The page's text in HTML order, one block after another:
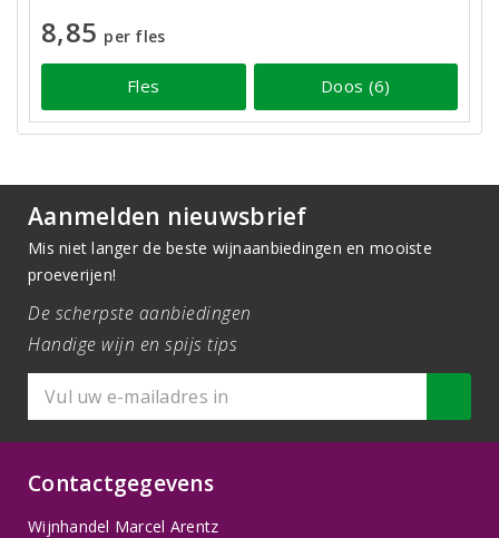
8,85 per fles
Fles Doos (6)
Aanmelden nieuwsbrief
Mis niet langer de beste wijnaanbiedingen en mooiste
proeverijen!
De scherpste aanbiedingen
Handige wijn en spijs tips
Contactgegevens
Wijnhandel Marcel Arentz